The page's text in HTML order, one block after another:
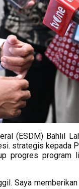
(ESDM) Bahlil
strategis kepada
progres
Saya